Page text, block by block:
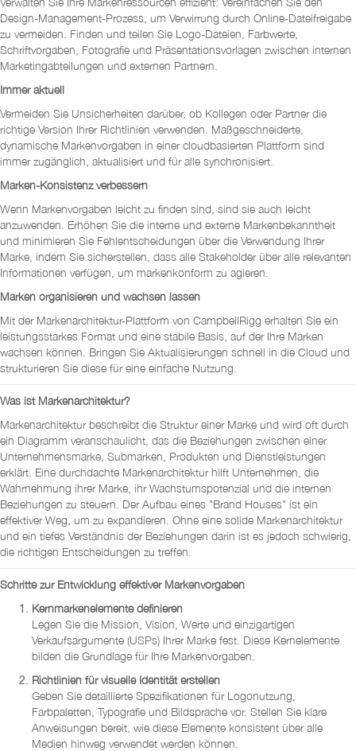
Design-Management-Prozess, um Verwirrung durch Online-Dateifreigabe
zu vermeiden. Finden und teilen Sie Logo-Dateien, Farbwerte,
Schriftvorgaben, Fotografie und Präsentationsvorlagen zwischen internen
Marketingabteilungen und externen Partnern.
Immer aktuell
Vermeiden Sie Unsicherheiten darüber, ob Kollegen oder Partner die
richtige Version Ihrer Richtlinien verwenden. Maßgeschneiderte,
dynamische Markenvorgaben in einer cloudbasierten Plattform sind
immer zugänglich, aktualisiert und für alle synchronisiert.
Marken-Konsistenz verbessern
Wenn Markenvorgaben leicht zu finden sind, sind sie auch leicht
anzuwenden. Erhöhen Sie die interne und externe Markenbekanntheit
und minimieren Sie Fehlentscheidungen über die Verwendung Ihrer
Marke, indem Sie sicherstellen, dass alle Stakeholder über alle relevanten
Informationen verfügen, um markenkonform zu agieren.
Marken organisieren und wachsen lassen
Mit der Markenarchitektur-Plattform von CampbellRigg erhalten Sie ein
leistungsstarkes Format und eine stabile Basis, auf der Ihre Marken
wachsen können. Bringen Sie Aktualisierungen schnell in die Cloud und
strukturieren Sie diese für eine einfache Nutzung.
Was ist Markenarchitektur?
Markenarchitektur beschreibt die Struktur einer Marke und wird oft durch
ein Diagramm veranschaulicht, das die Beziehungen zwischen einer
Unternehmensmarke, Submarken, Produkten und Dienstleistungen
erklärt. Eine durchdachte Markenarchitektur hilft Unternehmen, die
Wahrnehmung ihrer Marke, ihr Wachstumspotenzial und die internen
Beziehungen zu steuern. Der Aufbau eines "Brand Houses" ist ein
effektiver Weg, um zu expandieren. Ohne eine solide Markenarchitektur
und ein tiefes Verständnis der Beziehungen darin ist es jedoch schwierig,
die richtigen Entscheidungen zu treffen.
Schritte zur Entwicklung effektiver Markenvorgaben
Kernmarkenelemente definieren
Legen Sie die Mission, Vision, Werte und einzigartigen
Verkaufsargumente (USPs) Ihrer Marke fest. Diese Kernelemente
bilden die Grundlage für Ihre Markenvorgaben.
Richtlinien für visuelle Identität erstellen
Geben Sie detaillierte Spezifikationen für Logonutzung,
Farbpaletten, Typografie und Bildsprache vor. Stellen Sie klare
Anweisungen bereit, wie diese Elemente konsistent über alle
Medien hinweg verwendet werden können.